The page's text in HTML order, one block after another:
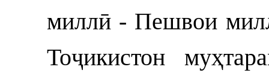
миллӣ - Пешвои
Тоҷикистон